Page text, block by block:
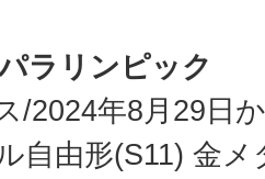
ラリンピック
/2024年8月29日
自由形(S11) 金メ